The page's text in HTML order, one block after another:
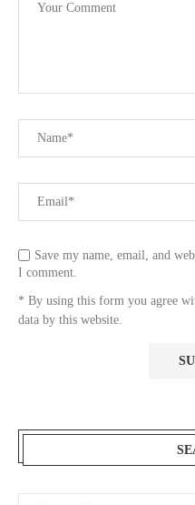
Save my name, email, and
I comment.
* By using this form you agree
data by this website.